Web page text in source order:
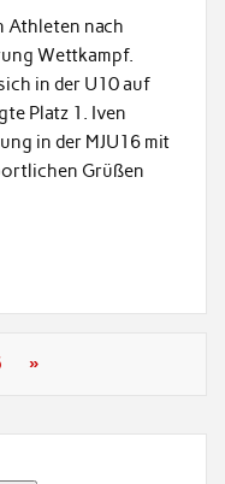
Athleten nach
Wettkampf.
in der U10 auf
Platz 1. Iven
in der MJU16 mit
Grüßen
»